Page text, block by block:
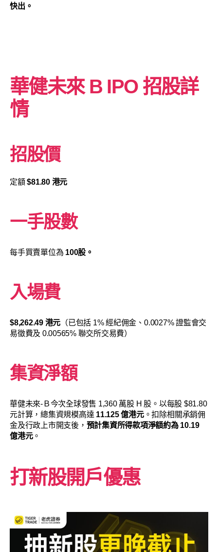
快出。
華健未來 B IPO 招股詳
情
招股價
定額$81.80 港元
一手股數
每手買賣單位為 100股。
入場費
$8,262.49 港元 （已包括 1% 經紀佣金、0.0027% 證監會交
易徵費及 0.00565% 聯交所交易費）
集資淨額
華健未來-Ｂ今次全球發售 1,360 萬股 H 股。以每股 $81.80
元計算，總集資規模高達 11.125 億港元。扣除相關承銷佣
金及行政上市開支後， 預計集資所得款項淨額約為 10.19
億港元。
打新股開戶優惠